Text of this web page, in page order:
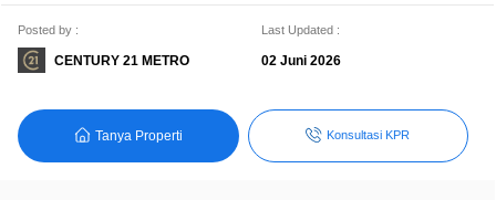
Posted by :
CENTURY 21 METRO
Last Updated :
02 Juni 2026
Tanya Properti Konsultasi KPR